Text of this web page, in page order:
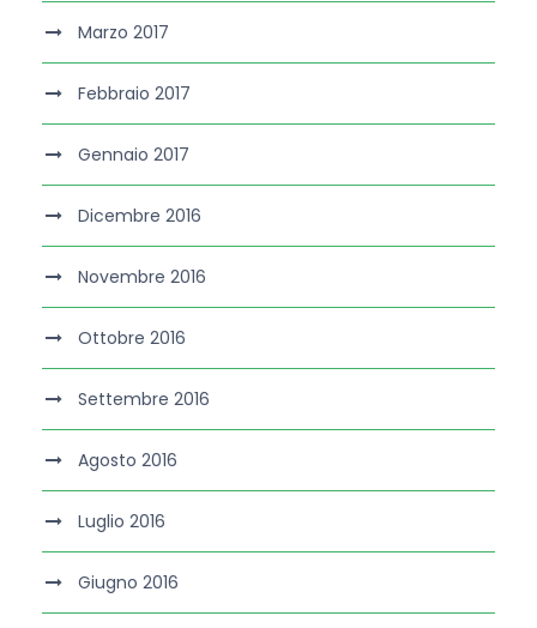
Marzo 2017
Febbraio 2017
Gennaio 2017
Dicembre 2016
Novembre 2016
Ottobre 2016
Settembre 2016
Agosto 2016
Luglio 2016
Giugno 2016